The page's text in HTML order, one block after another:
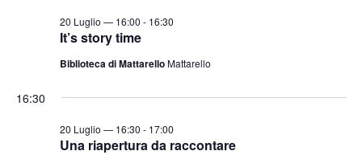
It’s story time
20 Luglio — 16:00 - 16:30
Biblioteca di MattarelloMattarello
16:30
Una riapertura da raccontare
20 Luglio — 16:30 - 17:00